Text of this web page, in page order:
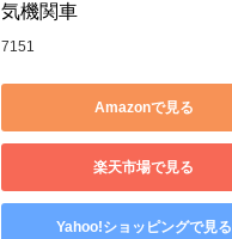
気機関車
7151
Amazonで見る
楽天市場で見る
Yahoo!ショッピングで見る